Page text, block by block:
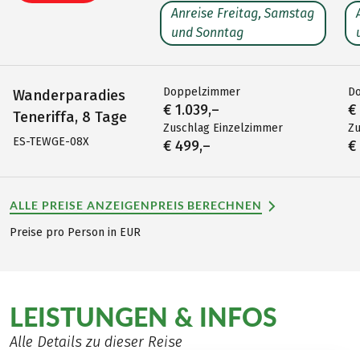
Wanderparadies
Teneriffa, 8 Tage
ES-TEWGE-08X
Anreise Freitag, Samstag
und Sonntag
Doppelzimmer
€ 1.039,–
Zuschlag Einzelzimmer
€ 499,–
€
€
ALLE PREISE ANZEIGENPREIS BERECHNEN
Preise pro Person in EUR
LEISTUNGEN & INFOS
Alle Details zu dieser Reise